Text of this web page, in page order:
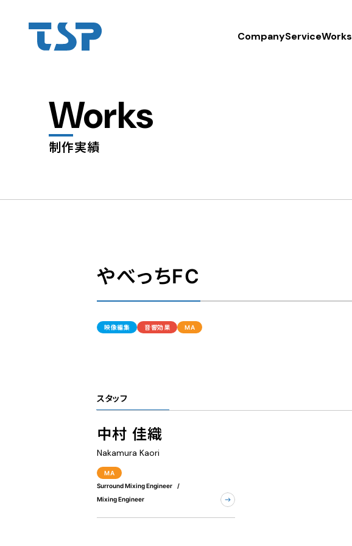
CompanyServiceWorks
Works
制作実績
やべっちFC
映像編集 音響効果 MA
スタッフ
中村 佳織
Nakamura Kaori
MA
Surround Mixing Engineer
Mixing Engineer